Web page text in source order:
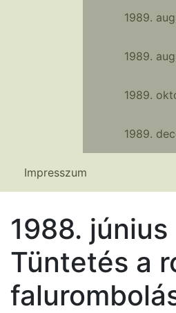
1989.
1989.
1989.
1989.
Impresszum
1988. június
Tüntetés a